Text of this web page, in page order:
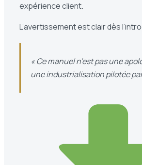
expérience client.
L’avertissement est clair dès
« Ce manuel n’est pas une
une industrialisation pilotée